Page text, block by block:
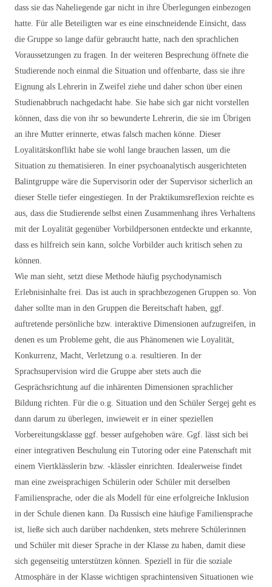
dass sie das Naheliegende gar nicht in ihre Überlegungen einbezogen
hatte. Für alle Beteiligten war es eine einschneidende Einsicht, dass
die Gruppe so lange dafür gebraucht hatte, nach den sprachlichen
Voraussetzungen zu fragen. In der weiteren Besprechung öffnete die
Studierende noch einmal die Situation und offenbarte, dass sie ihre
Eignung als Lehrerin in Zweifel ziehe und daher schon über einen
Studienabbruch nachgedacht habe. Sie habe sich gar nicht vorstellen
können, dass die von ihr so bewunderte Lehrerin, die sie im Übrigen
an ihre Mutter erinnerte, etwas falsch machen könne. Dieser
Loyalitätskonflikt habe sie wohl lange brauchen lassen, um die
Situation zu thematisieren. In einer psychoanalytisch ausgerichteten
Balintgruppe wäre die Supervisorin oder der Supervisor sicherlich an
dieser Stelle tiefer eingestiegen. In der Praktikumsreflexion reichte es
aus, dass die Studierende selbst einen Zusammenhang ihres Verhaltens
mit der Loyalität gegenüber Vorbildpersonen entdeckte und erkannte,
dass es hilfreich sein kann, solche Vorbilder auch kritisch sehen zu
können.
Wie man sieht, setzt diese Methode häufig psychodynamisch
Erlebnisinhalte frei. Das ist auch in sprachbezogenen Gruppen so. Von
daher sollte man in den Gruppen die Bereitschaft haben, ggf.
auftretende persönliche bzw. interaktive Dimensionen aufzugreifen, in
denen es um Probleme geht, die aus Phänomenen wie Loyalität,
Konkurrenz, Macht, Verletzung o.a. resultieren. In der
Sprachsupervision wird die Gruppe aber stets auch die
Gesprächsrichtung auf die inhärenten Dimensionen sprachlicher
Bildung richten. Für die o.g. Situation und den Schüler Sergej geht es
dann darum zu überlegen, inwieweit er in einer speziellen
Vorbereitungsklasse ggf. besser aufgehoben wäre. Ggf. lässt sich bei
einer integrativen Beschulung ein Tutoring oder eine Patenschaft mit
einem Viertklässlerin bzw. -klässler einrichten. Idealerweise findet
man eine zweisprachigen Schülerin oder Schüler mit derselben
Familiensprache, oder die als Modell für eine erfolgreiche Inklusion
in der Schule dienen kann. Da Russisch eine häufige Familiensprache
ist, ließe sich auch darüber nachdenken, stets mehrere Schülerinnen
und Schüler mit dieser Sprache in der Klasse zu haben, damit diese
sich gegenseitig unterstützen können. Speziell in für die soziale
Atmosphäre in der Klasse wichtigen sprachintensiven Situationen wie